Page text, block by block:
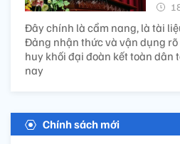
Đây chính là cẩm nang, là tài
Đảng nhận thức và vận dụng
huy khối đại đoàn kết toàn dân
nay
Chính sách mới